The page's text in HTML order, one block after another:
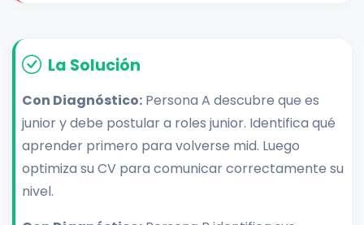
La Solución
Con Diagnóstico: Persona A descubre que es
junior y debe postular a roles junior. Identifica qué
aprender primero para volverse mid. Luego
optimiza su CV para comunicar correctamente su
nivel.